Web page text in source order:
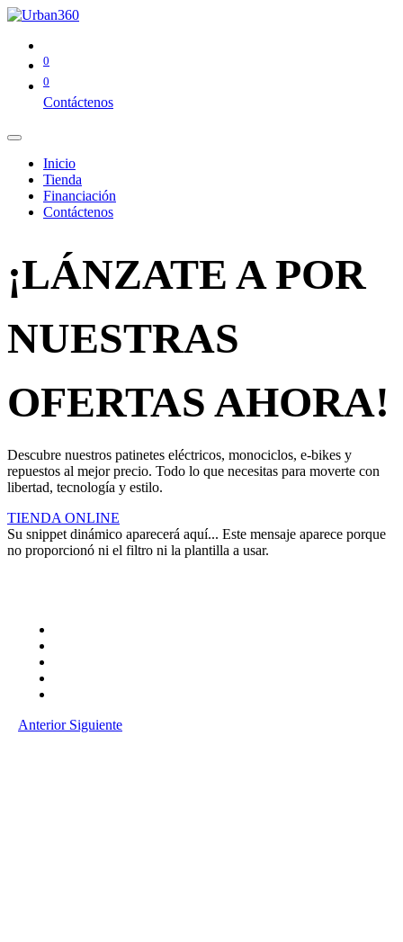
0
0
Contáctenos
Inicio
Tienda
Financiación
Contáctenos
¡LÁNZATE A POR
NUESTRAS
OFERTAS AHORA!
Descubre nuestros patinetes eléctricos, monociclos, e-bikes y
repuestos al mejor precio. Todo lo que necesitas para moverte con
libertad, tecnología y estilo.
TIENDA ONLINE
Su snippet dinámico aparecerá aquí... Este mensaje aparece porque
no proporcionó ni el filtro ni la plantilla a usar.
Anterior Siguiente